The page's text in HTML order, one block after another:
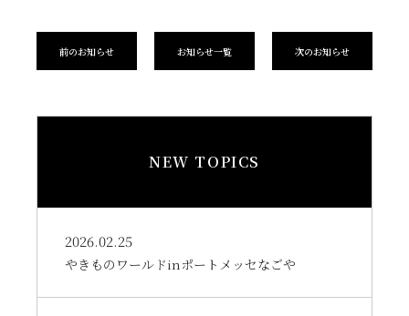
前のお知らせ お知らせ一覧 次のお知らせ
NEW TOPICS
2026.02.25
やきものワールドinポートメッセなごや